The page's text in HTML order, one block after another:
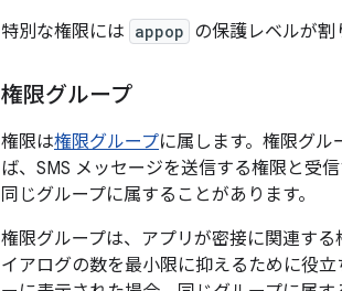
特別な権限には appop の保護レベルが割
権限グループ
権限は権限グループに属します。権限グ
ば、SMS メッセージを送信する権限と受
同じグループに属することがあります。
権限グループは、アプリが密接に関連す
イアログの数を最小限に抑えるために役